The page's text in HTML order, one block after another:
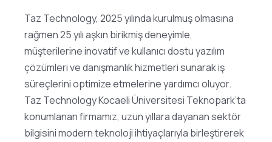
Taz Technology, 2025 yılında kurulmuş olmasına
rağmen 25 yılı aşkın birikmiş deneyimle,
müşterilerine inovatif ve kullanıcı dostu yazılım
çözümleri ve danışmanlık hizmetleri sunarak iş
süreçlerini optimize etmelerine yardımcı oluyor.
Taz Technology Kocaeli Üniversitesi Teknopark’ta
konumlanan firmamız, uzun yıllara dayanan sektör
bilgisini modern teknoloji ihtiyaçlarıyla birleştirerek